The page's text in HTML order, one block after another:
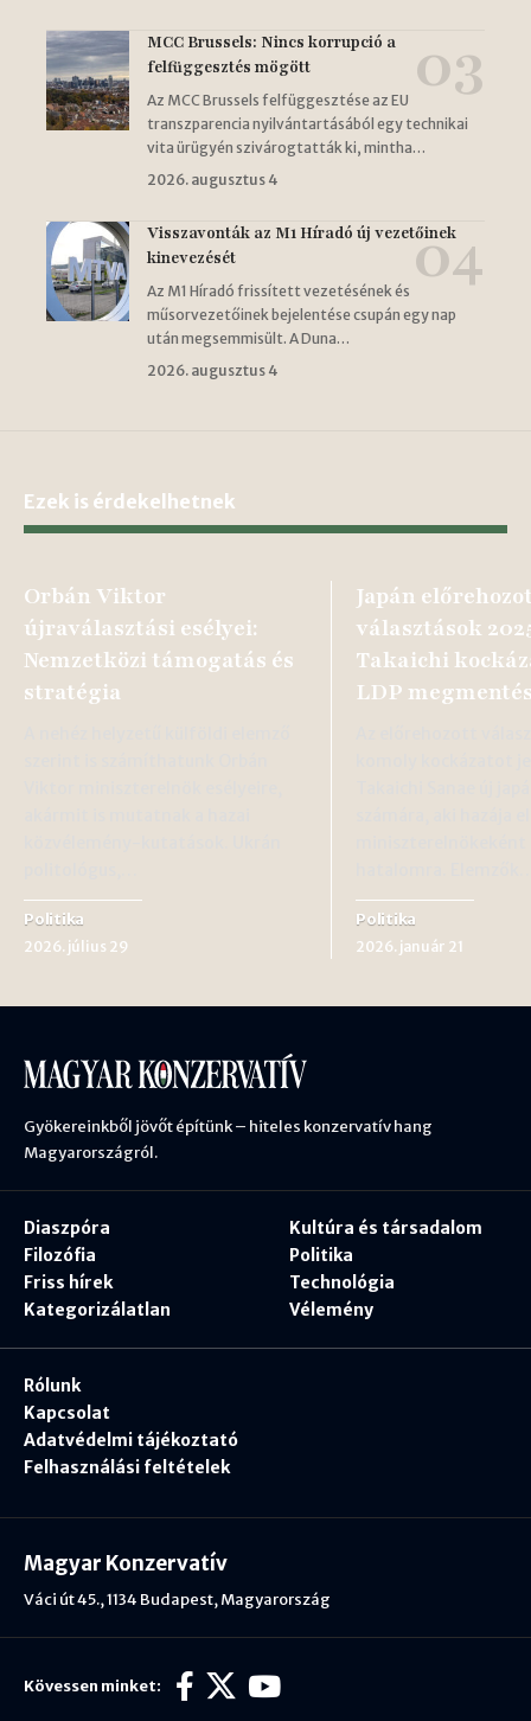
MCC Brussels: Nincs korrupció a
felfüggesztés mögött
Az MCC Brussels felfüggesztése az EU
transzparencia nyilvántartásából egy technikai
vita ürügyén szivárogtatták ki, mintha…
2026. augusztus 4
Visszavonták az M1 Híradó új vezetőinek
kinevezését
Az M1 Híradó frissített vezetésének és
műsorvezetőinek bejelentése csupán egy nap
után megsemmisült. A Duna…
2026. augusztus 4
Ezek is érdekelhetnek
Orbán Viktor
újraválasztási esélyei:
Nemzetközi támogatás és
stratégia
Politika
2026. július 29
Japán
választások
Takaichi
LDP
Politika
2026. január 21
Gyökereinkből jövőt építünk – hiteles konzervatív hang
Magyarországról.
Diaszpóra
Filozófia
Friss hírek
Kategorizálatlan
Kultúra és társadalom
Politika
Technológia
Vélemény
Rólunk
Kapcsolat
Adatvédelmi tájékoztató
Felhasználási feltételek
Kövessen minket:
Magyar Konzervatív
Váci út 45., 1134 Budapest, Magyarország